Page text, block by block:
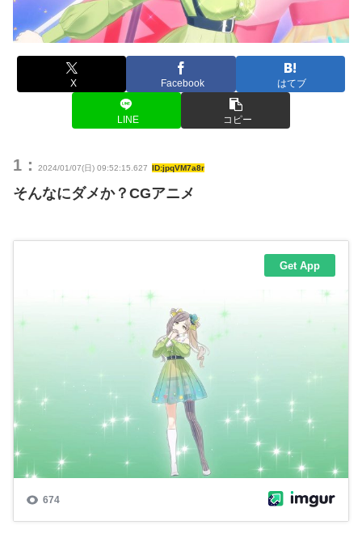
X Facebook はてブ
LINE コピー
1： 2024/01/07(日) 09:52:15.627 ID:jpqVM7a8r
そんなにダメか？CGアニメ